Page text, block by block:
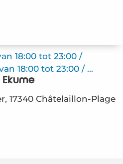
18:00 tot 23:00 /
18:00 tot 23:00 / ...
17340 Châtelaillon-Plage